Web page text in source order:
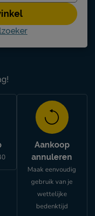
Aankoop
annuleren
Maak eenvoudig
gebruik van je
wettelijke
bedenktijd